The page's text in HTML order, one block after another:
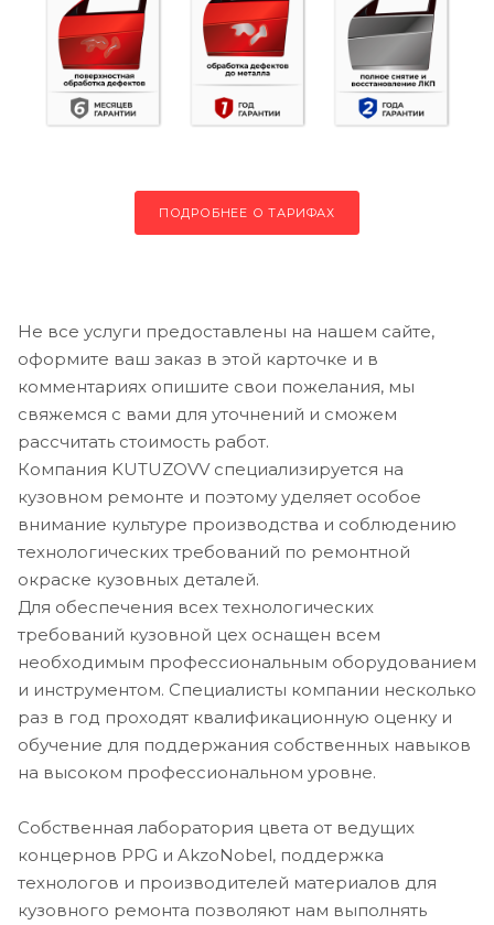
ПОДРОБНЕЕ О ТАРИФАХ
Не все услуги предоставлены на нашем сайте,
оформите ваш заказ в этой карточке и в
комментариях опишите свои пожелания, мы
свяжемся с вами для уточнений и сможем
рассчитать стоимость работ.
Компания KUTUZOVV специализируется на
кузовном ремонте и поэтому уделяет особое
внимание культуре производства и соблюдению
технологических требований по ремонтной
окраске кузовных деталей.
Для обеспечения всех технологических
требований кузовной цех оснащен всем
необходимым профессиональным оборудованием
и инструментом. Специалисты компании несколько
раз в год проходят квалификационную оценку и
обучение для поддержания собственных навыков
на высоком профессиональном уровне.
Собственная лаборатория цвета от ведущих
концернов PPG и AkzoNobel, поддержка
технологов и производителей материалов для
кузовного ремонта позволяют нам выполнять